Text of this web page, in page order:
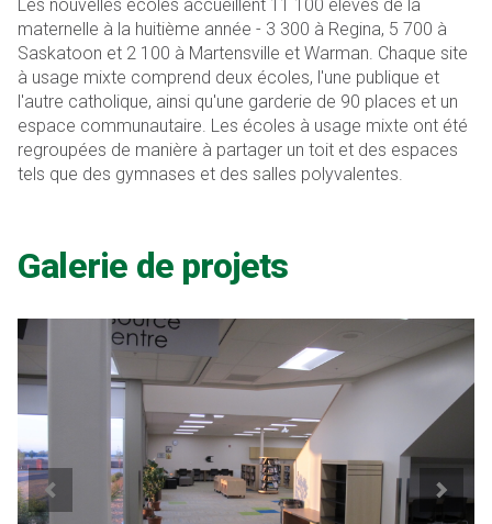
Les nouvelles écoles accueillent 11 100 élèves de la
maternelle à la huitième année - 3 300 à Regina, 5 700 à
Saskatoon et 2 100 à Martensville et Warman. Chaque site
à usage mixte comprend deux écoles, l'une publique et
l'autre catholique, ainsi qu'une garderie de 90 places et un
espace communautaire. Les écoles à usage mixte ont été
regroupées de manière à partager un toit et des espaces
tels que des gymnases et des salles polyvalentes.
Galerie de projets